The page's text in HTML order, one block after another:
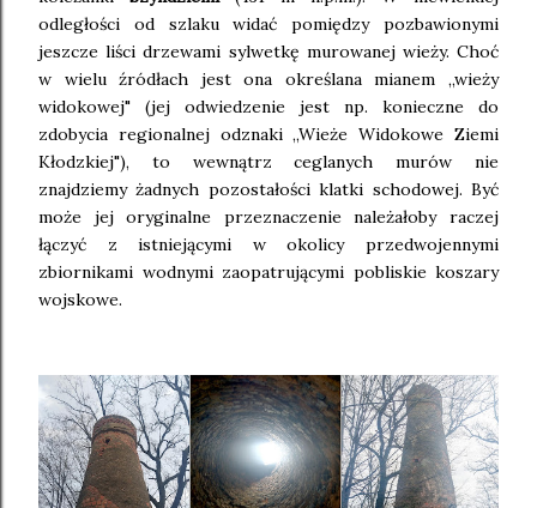
odległości od szlaku widać pomiędzy pozbawionymi
jeszcze liści drzewami sylwetkę murowanej wieży. Choć
w wielu źródłach jest ona określana mianem ,,wieży
widokowej" (jej odwiedzenie jest np. konieczne do
zdobycia regionalnej odznaki ,,Wieże Widokowe Ziemi
Kłodzkiej"), to wewnątrz ceglanych murów nie
znajdziemy żadnych pozostałości klatki schodowej. Być
może jej oryginalne przeznaczenie należałoby raczej
łączyć z istniejącymi w okolicy przedwojennymi
zbiornikami wodnymi zaopatrującymi pobliskie koszary
wojskowe.